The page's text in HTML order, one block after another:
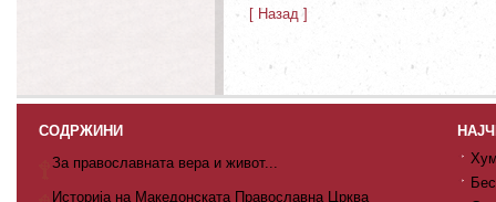
[ Назад ]
СОДРЖИНИ
За православната вера и живот...
Историја на Македонската Православна Црква